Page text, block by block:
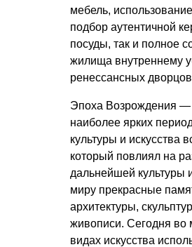
мебель,
подбор аутентичной
посуды, так и полное
жилища внутреннему
ренессансных
Эпоха Возрождения —
наиболее ярких
культуры и искусства
который повлиял на
дальнейшей культуры
миру прекрасные
архитектуры,
живописи. Сегодня во
видах искусства